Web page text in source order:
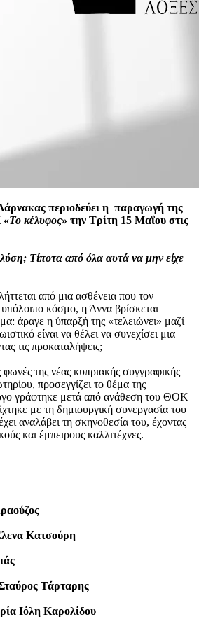
περιοδεύει η παραγωγή της
«Το κέλυφος» την Τρίτη 15 Μαΐου στις
Τίποτα από όλα αυτά να μην είχε
από μια ασθένεια που τον
υπόλοιπο κόσμο, η Άννα βρίσκεται
άραγε η ύπαρξή της «τελειώνει» μαζί
είναι να θέλει να συνεχίσει μια
τις προκαταλήψεις;
της νέας κυπριακής συγγραφικής
προσεγγίζει το θέμα της
γράφτηκε μετά από ανάθεση του ΘΟΚ
με τη δημιουργική συνεργασία του
αναλάβει τη σκηνοθεσία του, έχοντας
και έμπειρους καλλιτέχνες.
Κατσούρη
Τάρταρης
Ιόλη Καρολίδου